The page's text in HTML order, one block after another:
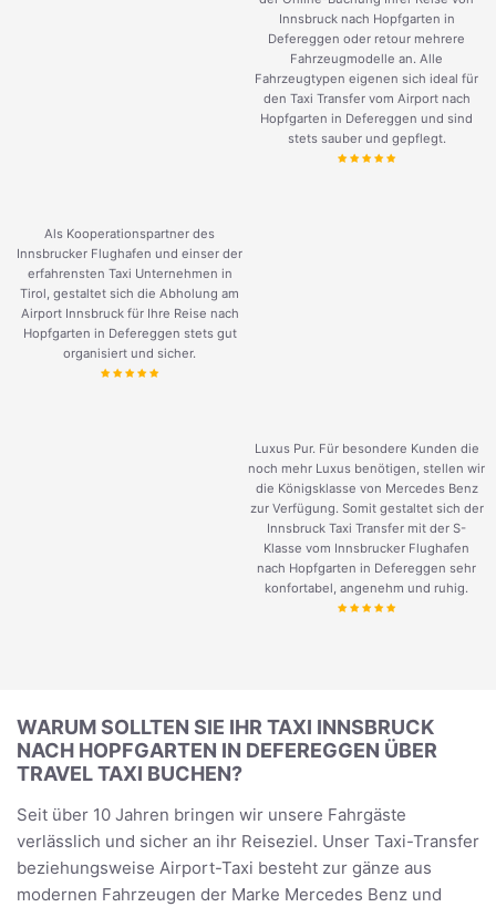
Innsbruck nach Hopfgarten in
Defereggen oder retour mehrere
Fahrzeugmodelle an. Alle
Fahrzeugtypen eigenen sich ideal für
den Taxi Transfer vom Airport nach
Hopfgarten in Defereggen und sind
stets sauber und gepflegt.
Als Kooperationspartner des
Innsbrucker Flughafen und einser der
erfahrensten Taxi Unternehmen in
Tirol, gestaltet sich die Abholung am
Airport Innsbruck für Ihre Reise nach
Hopfgarten in Defereggen stets gut
organisiert und sicher.
Luxus Pur. Für besondere Kunden die
noch mehr Luxus benötigen, stellen wir
die Königsklasse von Mercedes Benz
zur Verfügung. Somit gestaltet sich der
Innsbruck Taxi Transfer mit der S-
Klasse vom Innsbrucker Flughafen
nach Hopfgarten in Defereggen sehr
konfortabel, angenehm und ruhig.
WARUM SOLLTEN SIE IHR TAXI INNSBRUCK
NACH HOPFGARTEN IN DEFEREGGEN ÜBER
TRAVEL TAXI BUCHEN?
Seit über 10 Jahren bringen wir unsere Fahrgäste
verlässlich und sicher an ihr Reiseziel. Unser Taxi-Transfer
beziehungsweise Airport-Taxi besteht zur gänze aus
modernen Fahrzeugen der Marke Mercedes Benz und